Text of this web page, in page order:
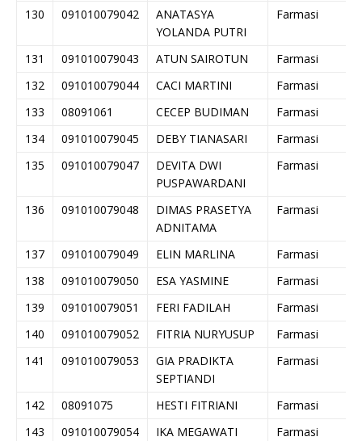
130 091010079042
ANATASYA
YOLANDA PUTRI
Farmasi
131 091010079043 ATUN SAIROTUN
Farmasi
132
091010079044 CACI MARTINI
Farmasi
133
08091061 CECEP BUDIMAN
Farmasi
134
091010079045 DEBY TIANASARI
Farmasi
135
091010079047
DEVITA DWI
PUSPAWARDANI
Farmasi
136 091010079048
DIMAS PRASETYA
ADNITAMA
Farmasi
137 091010079049 ELIN MARLINA
Farmasi
138
091010079050 ESA YASMINE
Farmasi
139
091010079051 FERI FADILAH
Farmasi
140
091010079052 FITRIA NURYUSUP
Farmasi
141
091010079053
GIA PRADIKTA
SEPTIANDI
Farmasi
142 08091075 HESTI FITRIANI
Farmasi
143
091010079054 IKA MEGAWATI
Farmasi